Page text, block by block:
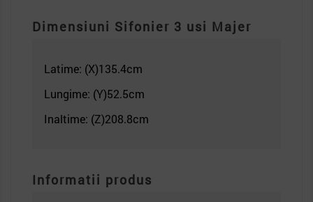
Dimensiuni Sifonier 3 usi Majer
Latime: (X)135.4cm
Lungime: (Y)52.5cm
Inaltime: (Z)208.8cm
Informatii produs